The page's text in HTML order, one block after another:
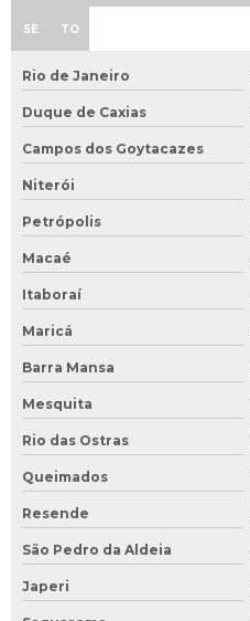
SE TO
Rio de Janeiro
Duque de Caxias
Campos dos Goytacazes
Niterói
Petrópolis
Macaé
Itaboraí
Maricá
Barra Mansa
Mesquita
Rio das Ostras
Queimados
Resende
São Pedro da Aldeia
Japeri